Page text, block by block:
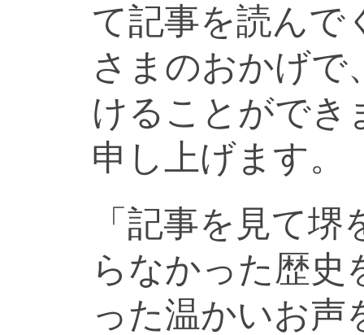
て記事を読んで
さまのおかげで
けることができ
申し上げます。
「記事を見て
らなかった歴史
った温かいお声